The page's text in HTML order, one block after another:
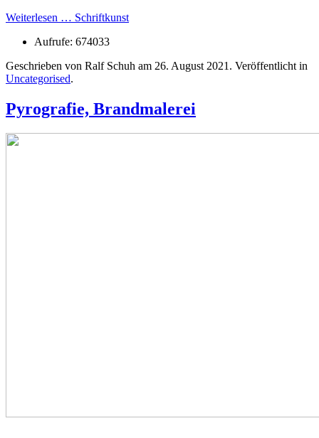
Weiterlesen … Schriftkunst
Aufrufe: 674033
Geschrieben von Ralf Schuh am 26. August 2021 . Veröffentlicht in
Uncategorised.
Pyrografie, Brandmalerei